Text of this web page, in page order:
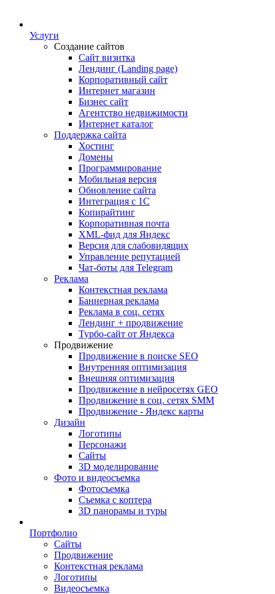
Услуги
Создание сайтов
Сайт визитка
Лендинг (Landing page)
Корпоративный сайт
Интернет магазин
Бизнес сайт
Агентство недвижимости
Интернет каталог
Поддержка сайта
Хостинг
Домены
Программирование
Мобильная версия
Обновление сайта
Интеграция с 1С
Копирайтинг
Корпоративная почта
XML-фид для Яндекс
Версия для слабовидящих
Управление репутацией
Чат-боты для Telegram
Реклама
Контекстная реклама
Баннерная реклама
Реклама в соц. сетях
Лендинг + продвижение
Турбо-сайт от Яндекса
Продвижение
Продвижение в поиске SEO
Внутренняя оптимизация
Внешняя оптимизация
Продвижение в нейросетях GEO
Продвижение в соц. сетях SMM
Продвижение - Яндекс карты
Дизайн
Логотипы
Персонажи
Сайты
3D моделирование
Фото и видеосъемка
Фотосъемка
Съемка с коптера
3D панорамы и туры
Портфолио
Сайты
Продвижение
Контекстная реклама
Логотипы
Видеосъемка